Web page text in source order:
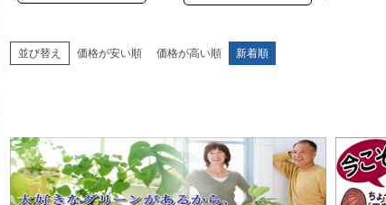
並び替え 価格が安い順 価格が高い順 新着順